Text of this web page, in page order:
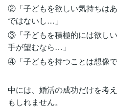
②「子どもを欲しい気持ちは
ではないし…」
③「子どもを積極的には欲し
手が望むなら…」
④「子どもを持つことは想像
中には、婚活の成功だけを考え
もしれません。